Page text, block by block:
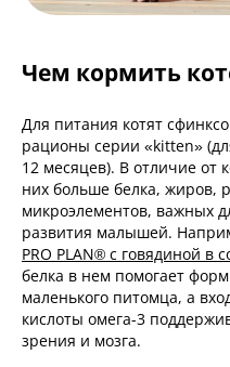
Чем кормить
Для питания котят
рационы серии «kitten»
12 месяцев). В отличие от
них больше белка, жиров,
микроэлементов, важных
развития малышей.
PRO PLAN® с говядиной в
белка в нем помогает
маленького питомца, а
кислоты омега-3
зрения и мозга.